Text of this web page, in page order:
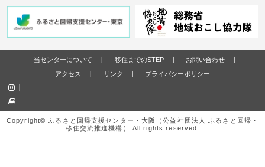
当センターについて 移住までのSTEP
お問い合わせ
アクセス
リンク プライバシーポリシー
Copyright© ふるさと回帰支援センター・大阪（公益社団法人 ふるさと回帰・
移住交流推進機構） All rights reserved.